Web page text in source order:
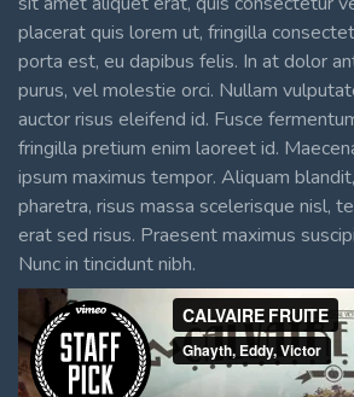
placerat quis lorem ut, fringilla
porta est, eu dapibus felis. In at dolor
purus, vel molestie orci. Nullam
auctor risus eleifend id. Fusce
fringilla pretium enim laoreet id.
ipsum maximus tempor. Aliquam
pharetra, risus massa scelerisque nisl,
erat sed risus. Praesent maximus
Nunc in tincidunt nibh.